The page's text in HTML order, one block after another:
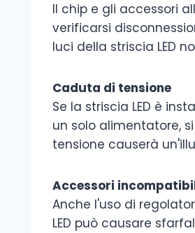
Il chip e gli accessori
verificarsi
luci della striscia LED
Caduta di tensione
Se la striscia LED è
un solo alimentatore,
tensione causerà
Accessori
Anche l'uso di
LED può causare